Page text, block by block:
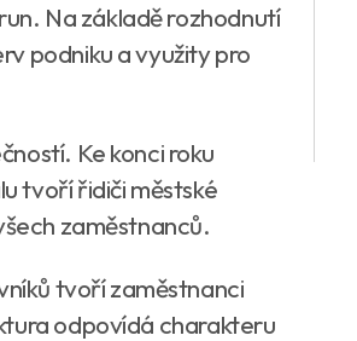
Na základě rozhodnutí
podniku a využity pro
Ke konci roku
tvoří řidiči městské
zaměstnanců.
tvoří zaměstnanci
odpovídá charakteru